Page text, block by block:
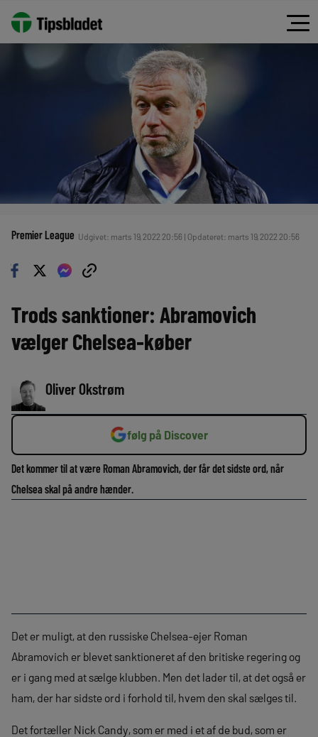
Premier League Udgivet: marts 19, 2022 20:56 | Opdateret: marts 19, 2022 20:56
Trods sanktioner: Abramovich
vælger Chelsea-køber
Oliver Okstrøm
følg på Discover
Det kommer til at være Roman Abramovich, der får det sidste ord, når
Chelsea skal på andre hænder.
Det er muligt, at den russiske Chelsea-ejer Roman
Abramovich er blevet sanktioneret af den britiske regering og
er i gang med at sælge klubben. Men det lader til, at det også er
ham, der har sidste ord i forhold til, hvem den skal sælges til.
Det fortæller Nick Candy, som er med i et af de bud, som er